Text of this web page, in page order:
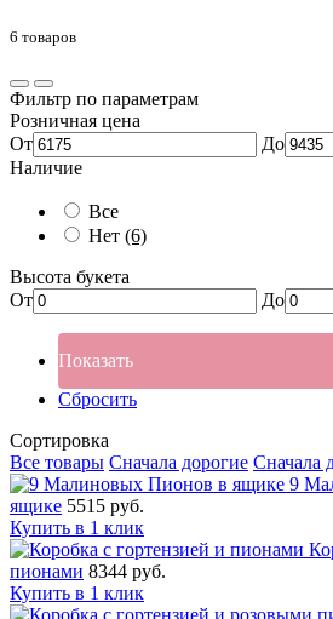
6 товаров
Фильтр по параметрам
Розничная цена
От
До
Наличие
Все
Нет (6)
Высота букета
От
До
Показать
Сбросить
Сортировка
Все товары Сначала дорогие Сначала
9
ящике 5515 руб.
Купить в 1 клик
пионами 8344 руб.
Купить в 1 клик